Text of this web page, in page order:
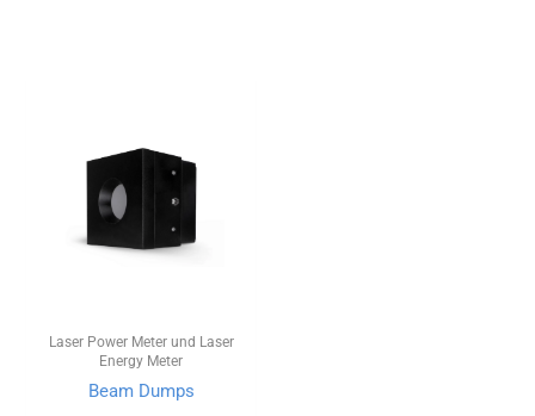
Laser Power Meter und Laser
Energy Meter
Beam Dumps